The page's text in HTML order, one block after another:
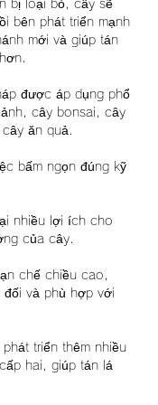
bị loại bỏ, cây sẽ
bên phát triển mạnh
mới và giúp tán
được áp dụng phổ
cây bonsai, cây
ăn quả.
bấm ngọn đúng kỹ
nhiều lợi ích cho
của cây.
chế chiều cao,
và phù hợp với
phát triển thêm nhiều
hai, giúp tán lá